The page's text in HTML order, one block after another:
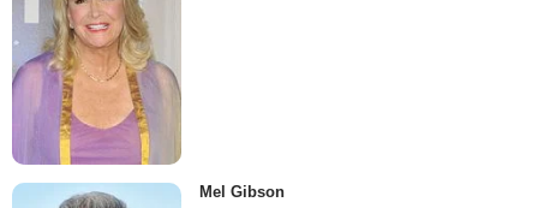
Mel Gibson